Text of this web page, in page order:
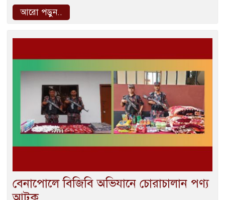
আরো পড়ুন..
বেনাপোলে বিজিবি অভিযানে চোরাচালান পণ্য